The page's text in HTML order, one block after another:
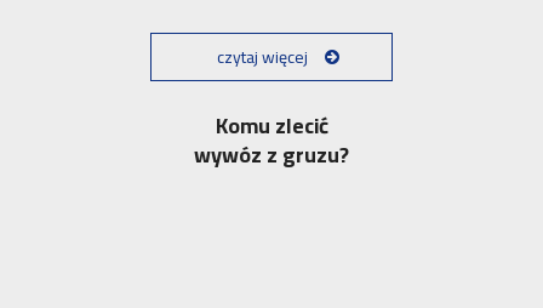
czytaj więcej
Komu zlecić
wywóz z gruzu?